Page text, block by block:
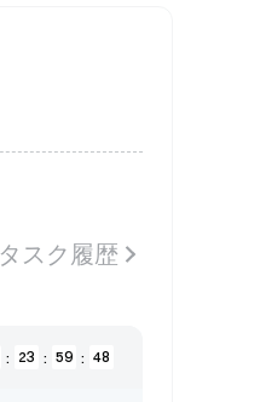
タスク履歴
: 23 : 59 : 47